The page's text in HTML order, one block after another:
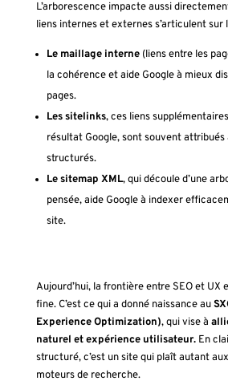
L’arborescence impacte aussi
liens internes et externes s’articulent sur
Le maillage interne(liens entre les
la cohérence et aide Google à mieux
pages.
Les sitelinks, ces liens
résultat Google, sont souvent attribués
structurés.
Le sitemap XML, qui découle d’une
pensée, aide Google à indexer
site.
Aujourd’hui, la frontière entre SEO et UX
fine. C’est ce qui a donné naissance au
Experience Optimization), qui vise à
naturel et expérience utilisateur.En
structuré, c’est un site qui plaît autant
moteurs de recherche.